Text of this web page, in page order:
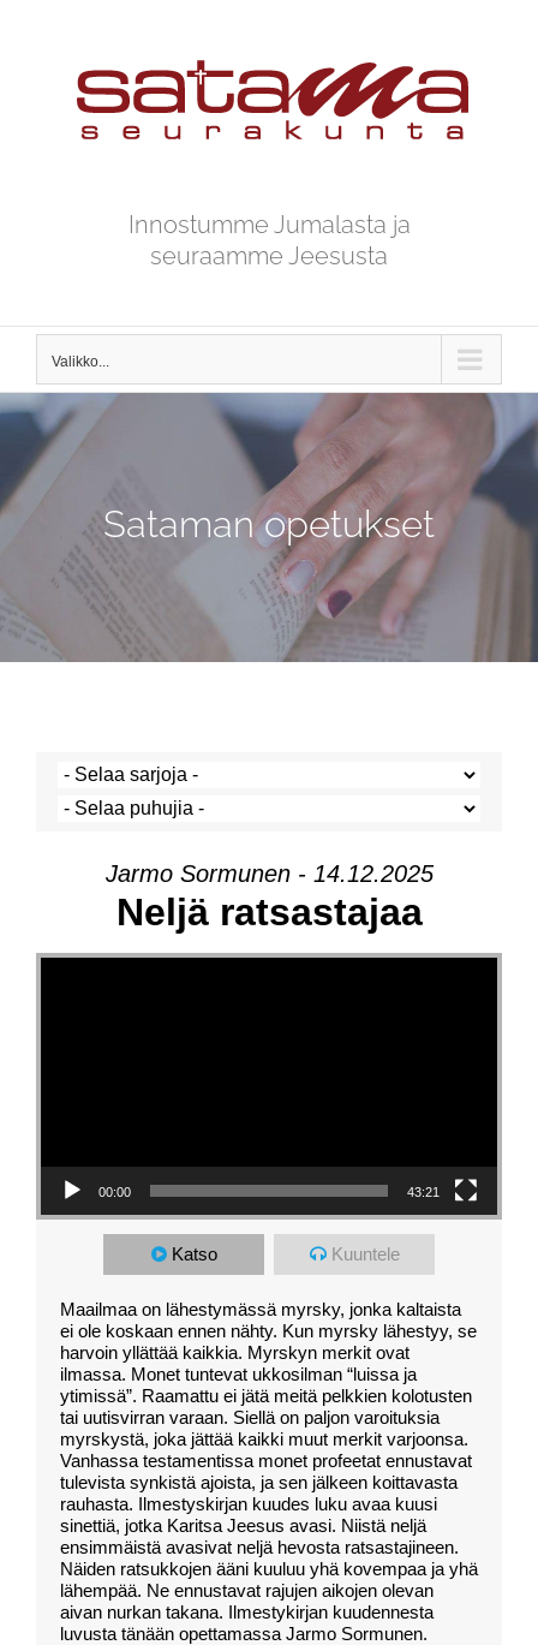
Innostumme Jumalasta ja
seuraamme Jeesusta
Valikko...
Sataman opetukset
Jarmo Sormunen - 14.12.2025
Neljä ratsastajaa
Videotoistin
00:00 43:21
Katso Kuuntele
Maailmaa on lähestymässä myrsky, jonka kaltaista
ei ole koskaan ennen nähty. Kun myrsky lähestyy, se
harvoin yllättää kaikkia. Myrskyn merkit ovat
ilmassa. Monet tuntevat ukkosilman “luissa ja
ytimissä”. Raamattu ei jätä meitä pelkkien kolotusten
tai uutisvirran varaan. Siellä on paljon varoituksia
myrskystä, joka jättää kaikki muut merkit varjoonsa.
Vanhassa testamentissa monet profeetat ennustavat
tulevista synkistä ajoista, ja sen jälkeen koittavasta
rauhasta. Ilmestyskirjan kuudes luku avaa kuusi
sinettiä, jotka Karitsa Jeesus avasi. Niistä neljä
ensimmäistä avasivat neljä hevosta ratsastajineen.
Näiden ratsukkojen ääni kuuluu yhä kovempaa ja yhä
lähempää. Ne ennustavat rajujen aikojen olevan
aivan nurkan takana. Ilmestykirjan kuudennesta
luvusta tänään opettamassa Jarmo Sormunen.